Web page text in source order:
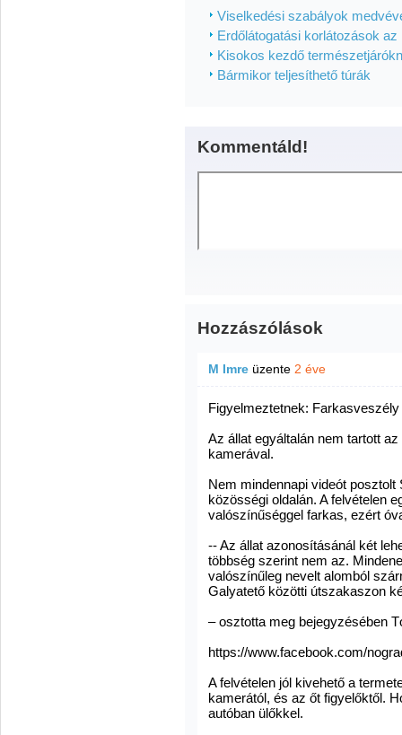
Viselkedési szabályok
Erdőlátogatási korlátozások az
Kisokos kezdő
Bármikor teljesíthető túrák
Kommentáld!
Hozzászólások
M Imre üzente 2 éve
Figyelmeztetnek:
Az állat egyáltalán nem tartott
kamerával.
Nem mindennapi videót
közösségi oldalán. A felvételen
valószínűséggel farkas, ezért
-- Az állat azonosításánál két
többség szerint nem az.
valószínűleg nevelt alomból
Galyatető közötti útszakaszon
– osztotta meg bejegyzésében
https://www.facebook.com/
A felvételen jól kivehető a
kamerától, és az őt figyelőktől.
autóban ülőkkel.